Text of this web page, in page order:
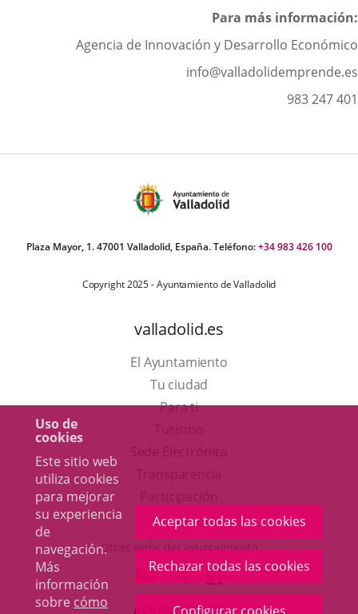
Uso de
cookies
Este sitio web
utiliza cookies
para mejorar
su experiencia
de
navegación.
Más
información
sobre cómo
Aceptar todas las cookies
Rechazar todas las cookies
Para más información:
Agencia de Innovación y Desarrollo Económico
info@valladolidemprende.es
983 247 401
Plaza Mayor, 1. 47001 Valladolid, España. Teléfono:+34 983 426 100
Copyright 2025 - Ayuntamiento de Valladolid
valladolid.es
El Ayuntamiento
Tu ciudad
Para ti
en
una
ventana
nueva.
aplicación
externa.
Otras webs del ayuntamiento
ENLACE
A
ENLACE
A
ENLACE
A
ACCESIBILIDAD